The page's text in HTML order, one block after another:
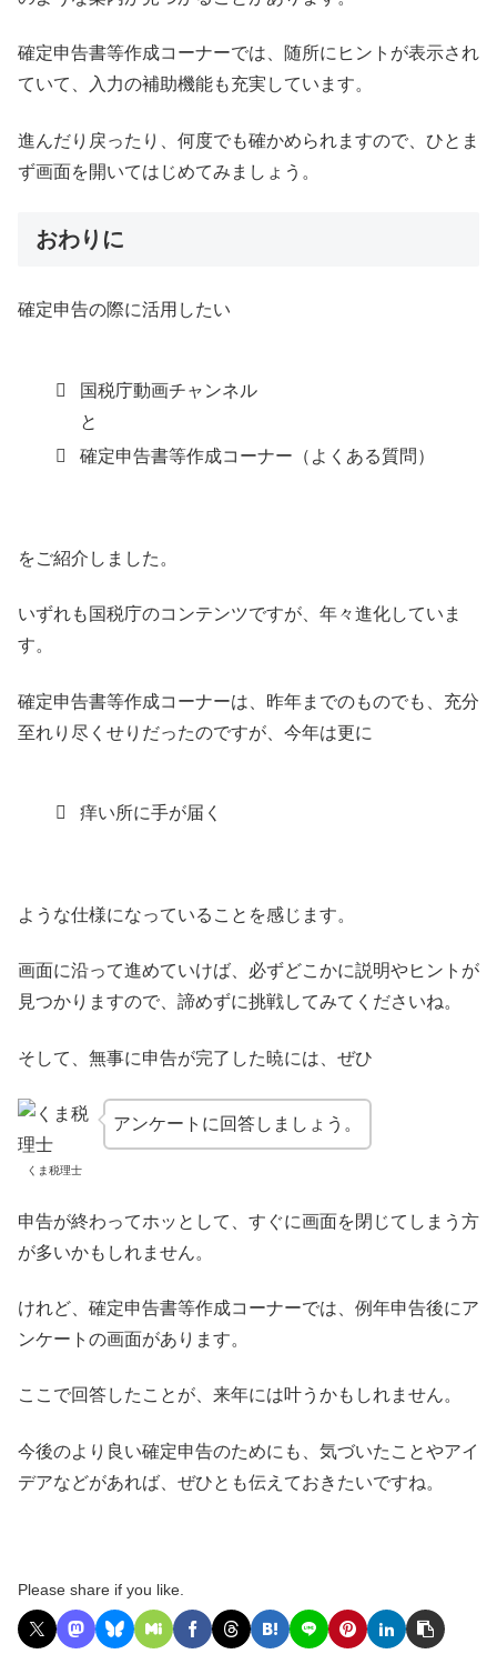
確定申告書等作成コーナーでは、随所にヒントが表示され
ていて、入力の補助機能も充実しています。
進んだり戻ったり、何度でも確かめられますので、ひとま
ず画面を開いてはじめてみましょう。
おわりに
確定申告の際に活用したい
国税庁動画チャンネル
と
確定申告書等作成コーナー（よくある質問）
をご紹介しました。
いずれも国税庁のコンテンツですが、年々進化していま
す。
確定申告書等作成コーナーは、昨年までのものでも、充分
至れり尽くせりだったのですが、今年は更に
痒い所に手が届く
ような仕様になっていることを感じます。
画面に沿って進めていけば、必ずどこかに説明やヒントが
見つかりますので、諦めずに挑戦してみてくださいね。
そして、無事に申告が完了した暁には、ぜひ
くま税理士
アンケートに回答しましょう。
申告が終わってホッとして、すぐに画面を閉じてしまう方
が多いかもしれません。
けれど、確定申告書等作成コーナーでは、例年申告後にア
ンケートの画面があります。
ここで回答したことが、来年には叶うかもしれません。
今後のより良い確定申告のためにも、気づいたことやアイ
デアなどがあれば、ぜひとも伝えておきたいですね。
Please share if you like.